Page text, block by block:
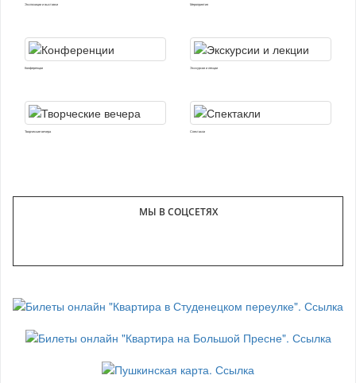
Экспозиции и выставки Мероприятия
Конференции Экскурсии и лекции
Творческие вечера Спектакли
МЫ В СОЦСЕТЯХ